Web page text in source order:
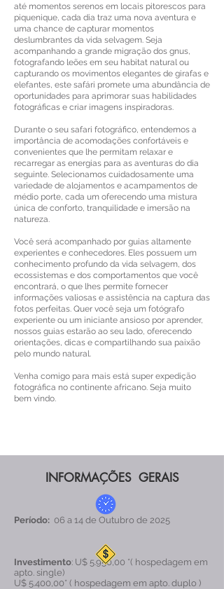
até momentos serenos em locais pitorescos para
piquenique, cada dia traz uma nova aventura e
uma chance de capturar momentos
deslumbrantes da vida selvagem. Seja
acompanhando a grande migração dos gnus,
fotografando leões em seu habitat natural ou
capturando os movimentos elegantes de girafas e
elefantes, este safári promete uma abundância de
oportunidades para aprimorar suas habilidades
fotográficas e criar imagens inspiradoras.
Durante o seu safari fotográfico, entendemos a
importância de acomodações confortáveis ​​e
convenientes que lhe permitam relaxar e
recarregar as energias para as aventuras do dia
seguinte. Selecionamos cuidadosamente uma
variedade de alojamentos e acampamentos de
médio porte, cada um oferecendo uma mistura
única de conforto, tranquilidade e imersão na
natureza.
Você será acompanhado por guias altamente
experientes e conhecedores. Eles possuem um
conhecimento profundo da vida selvagem, dos
ecossistemas e dos comportamentos que você
encontrará, o que lhes permite fornecer
informações valiosas e assistência na captura das
fotos perfeitas. Quer você seja um fotógrafo
experiente ou um iniciante ansioso por aprender,
nossos guias estarão ao seu lado, oferecendo
orientações, dicas e compartilhando sua paixão
pelo mundo natural.
Venha comigo para mais está super expedição
fotográfica no continente africano. Seja muito
bem vindo.
INFORMAÇÕES GERAIS
Período: 06 a 14 de Outubro de 2025
Investimento: U$ 5.950,00 *( hospedagem em
apto. single)
U$ 5.400,00* ( hospedagem em apto. duplo )